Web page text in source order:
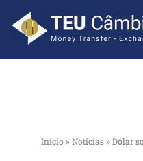
Início » Notícias » Dólar